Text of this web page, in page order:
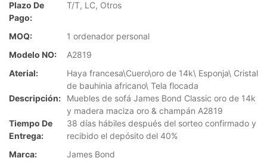
Plazo De
Pago:
T/T, LC, Otros
MOQ:
1 ordenador personal
Modelo NO:
A2819
Aterial:
Haya francesa\Cuero\oro de 14k\ Esponja\ Cristal
de bauhinia africano\ Tela flocada
Descripción:
Muebles de sofá James Bond Classic oro de 14k
y madera maciza oro & champán A2819
Tiempo De
Entrega:
38 días hábiles después del sorteo confirmado y
recibido el depósito del 40%
Marca:
James Bond